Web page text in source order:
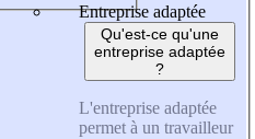
Entreprise adaptée
Qu'est-ce qu'une
entreprise adaptée
?
L'entreprise adaptée
permet à un travailleur